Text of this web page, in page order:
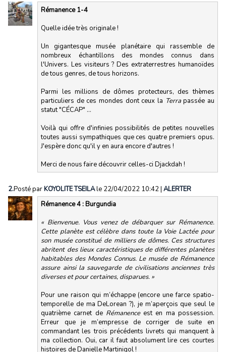
Rémanence 1-4
Quelle idée très originale !
Un gigantesque musée planétaire qui rassemble de
nombreux échantillons des mondes connus dans
l'Univers. Les visiteurs ? Des extraterrestres humanoïdes
de tous genres, de tous horizons.
Parmi les millions de dômes protecteurs, des thèmes
particuliers de ces mondes dont ceux la Terrapassée au
statut "CÉCAP" ...
Voilà qui offre d'infinies possibilités de petites nouvelles
toutes aussi sympathiques que ces quatre premiers opus.
J'espère donc qu'il y en aura encore d'autres !
Merci de nous faire découvrir celles-ci Djackdah !
2.Posté parKOYOLITE TSEILAle 22/04/2022 10:42| ALERTER
Rémanence 4 : Burgundia
« Bienvenue. Vous venez de débarquer sur Rémanence.
Cette planète est célèbre dans toute la Voie Lactée pour
son musée constitué de milliers de dômes. Ces structures
abritent des lieux caractéristiques de différentes planètes
habitables des Mondes Connus. Le musée de Rémanence
assure ainsi la sauvegarde de civilisations anciennes très
diverses et pour certaines, disparues. »
Pour une raison qui m’échappe (encore une farce spatio-
temporelle de ma DeLorean ?), je m’aperçois que seul le
quatrième carnet de Rémanenceest en ma possession.
Erreur que je m’empresse de corriger de suite en
commandant les trois précédents livrets qui manquent à
ma collection. Oui, car il faut absolument lire ces courtes
histoires de Danielle Martinigol !